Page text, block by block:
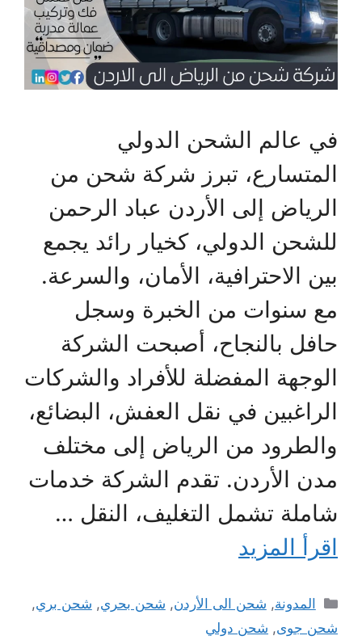
في عالم الشحن الدولي
المتسارع، تبرز شركة شحن من
الرياض إلى الأردن عباد الرحمن
للشحن الدولي، كخيار رائد يجمع
بين الاحترافية، الأمان، والسرعة.
مع سنوات من الخبرة وسجل
حافل بالنجاح، أصبحت الشركة
الوجهة المفضلة للأفراد والشركات
الراغبين في نقل العفش، البضائع،
والطرود من الرياض إلى مختلف
مدن الأردن. تقدم الشركة خدمات
شاملة تشمل التغليف، النقل …
اقرأ المزيد
التصنيفات
المدونة, شحن الى الأردن, شحن بحري, شحن بري,
شحن جوى, شحن دولي